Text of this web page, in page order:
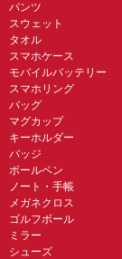
パンツ
スウェット
タオル
スマホケース
モバイルバッテリー
スマホリング
バッグ
マグカップ
キーホルダー
バッジ
ボールペン
ノート・手帳
メガネクロス
ゴルフボール
ミラー
シューズ